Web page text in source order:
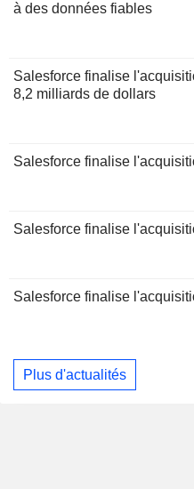
à des données fiables
Salesforce finalise
8,2 milliards de dollars
Salesforce finalise
Salesforce finalise
Salesforce finalise
Plus d'actualités